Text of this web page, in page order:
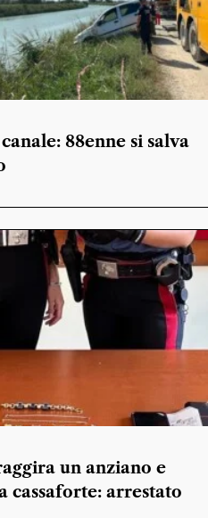
88enne si salva
un anziano e
cassaforte: arrestato